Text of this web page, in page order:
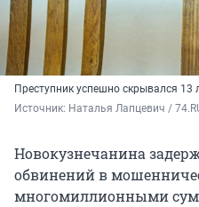
Преступник успешно скрывался 13
Источник: Наталья Лапцевич /
Новокузнечанина
обвинений в
многомиллионными